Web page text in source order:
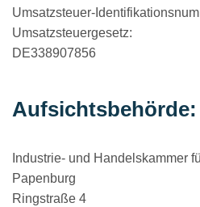
Umsatzsteuer-
Umsatzsteuergesetz:
DE338907856
Aufsichtsbehörde:
Industrie- und Handelskammer
Papenburg
Ringstraße 4